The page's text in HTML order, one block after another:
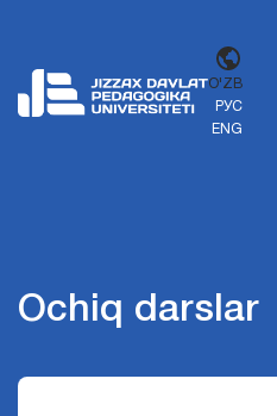
O'ZB
РУС
ENG
Ochiq darslar